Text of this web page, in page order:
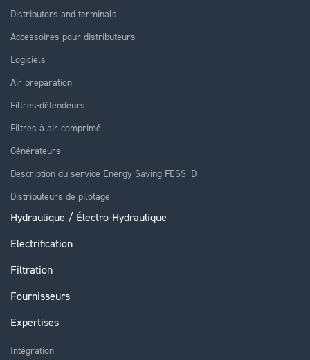
Distributors and terminals
Accessoires pour distributeurs
Logiciels
Air preparation
Filtres-détendeurs
Filtres à air comprimé
Générateurs
Description du service Energy Saving FESS_D
Distributeurs de pilotage
Hydraulique / Électro-Hydraulique
Electrification
Filtration
Fournisseurs
Expertises
Intégration